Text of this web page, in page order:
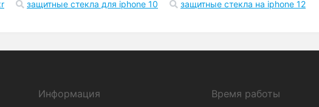
В течение 30 дней – без
Скидки до -50% на